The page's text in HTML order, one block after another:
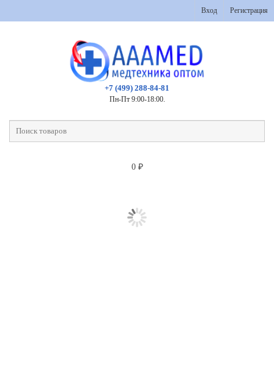
Вход Регистрация
+7 (499) 288-84-81
Пн-Пт 9:00-18:00.
0 ₽